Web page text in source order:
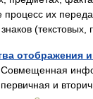
их
отображения
и